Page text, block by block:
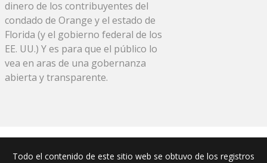
dinero de los contribuyentes del
condado de Orange y el estado de
Florida (y el gobierno federal de los
EE. UU.) Y es para que el público lo
vea en aras de una gobernanza
abierta y transparente.
Todo el contenido de este sitio web se obtuvo de los registros